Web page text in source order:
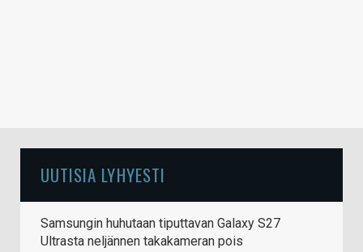
UUTISIA LYHYESTI
Samsungin huhutaan tiputtavan Galaxy S27
Ultrasta neljännen takakameran pois